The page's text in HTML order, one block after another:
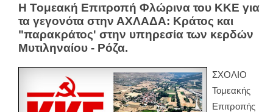
Η Τομεακή Επιτροπή Φλώρινα του ΚΚΕ για
τα γεγονότα στην ΑΧΛΑΔΑ: Κράτος και
"παρακράτος' στην υπηρεσία των κερδών
Μυτιληναίου - Ρόζα.
ΣΧΟΛΙΟ
Τομεακής
Επιτροπής